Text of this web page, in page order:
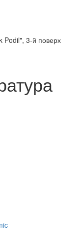
Podil", 3-й поверх